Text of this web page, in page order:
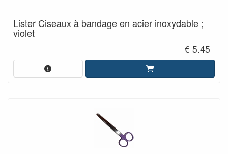
Lister Ciseaux à bandage en acier inoxydable ;
violet
€ 5.45